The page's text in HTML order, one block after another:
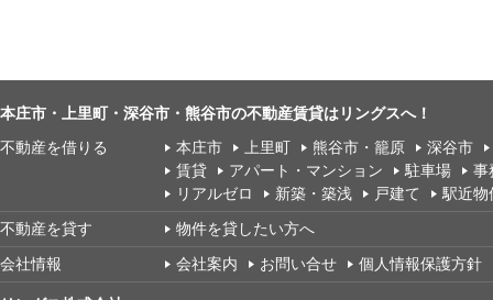
本庄市・上里町・深谷市・熊谷市の不動産賃貸はリングスへ！
不動産を借りる
本庄市 上里町 熊谷市・籠原
深谷市
賃貸
アパート・マンション 駐車場
事
リアルゼロ
新築・築浅 戸建て
駅近物
不動産を貸す
物件を貸したい方へ
会社情報
会社案内 お問い合せ 個人情報保護方針